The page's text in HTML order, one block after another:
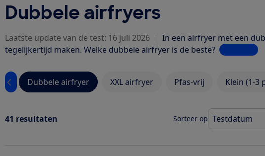
Dubbele airfryers
Laatste update van de test: 16 juli 2026 | In een airfryer met een
tegelijkertijd maken. Welke dubbele airfryer is de beste? Lees meer
Dubbele airfryer XXL airfryer Pfas-vrij Klein (1-3
41 resultaten Sorteer op